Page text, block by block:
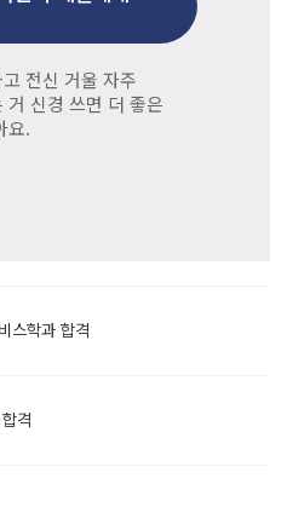
전신 거울 자주
거 신경 쓰면 더 좋은
요.
스학과 합격
격